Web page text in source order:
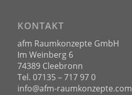
KONTAKT
afm Raumkonzepte GmbH
Im Weinberg 6
74389 Cleebronn
Tel. 07135 – 717 97 0
info@afm-raumkonzepte.com